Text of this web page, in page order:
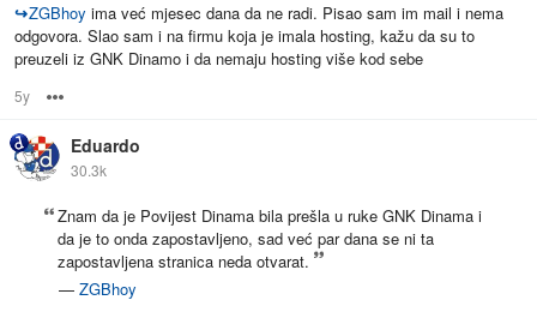
↪ZGBhoy ima već mjesec dana da ne radi. Pisao sam im mail i nema
odgovora. Slao sam i na firmu koja je imala hosting, kažu da su to
preuzeli iz GNK Dinamo i da nemaju hosting više kod sebe
5y
Eduardo
30.3k
Znam da je Povijest Dinama bila prešla u ruke GNK Dinama i
da je to onda zapostavljeno, sad već par dana se ni ta
zapostavljena stranica neda otvarat.
— ZGBhoy